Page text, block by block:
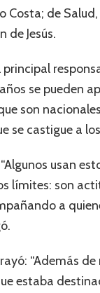
Costa; de
de Jesús.
principal
se pueden
son
se castigue a
usan
límites: son
a
“Además
estaba